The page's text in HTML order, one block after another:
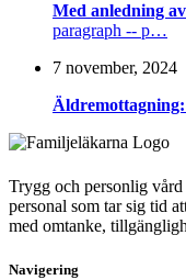
Med anledning
paragraph -- p…
7 november, 2024
Äldremottagning:
Trygg och personlig vård
personal som tar sig tid
med omtanke,
Navigering